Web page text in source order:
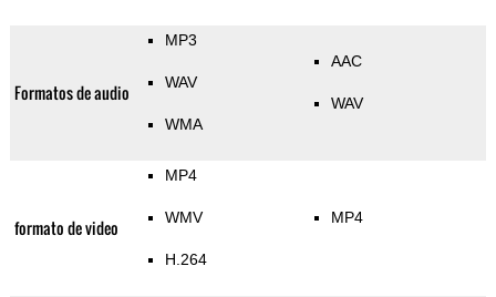
Formatos de audio
MP3
WAV
WMA
AAC
WAV
formato de video
MP4
WMV
H.264
MP4